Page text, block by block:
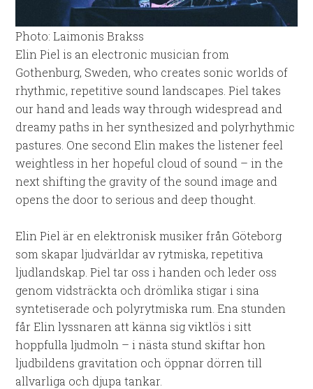
Photo: Laimonis Brakss
Elin Piel is an electronic musician from
Gothenburg, Sweden, who creates sonic worlds of
rhythmic, repetitive sound landscapes. Piel takes
our hand and leads way through widespread and
dreamy paths in her synthesized and polyrhythmic
pastures. One second Elin makes the listener feel
weightless in her hopeful cloud of sound – in the
next shifting the gravity of the sound image and
opens the door to serious and deep thought.
Elin Piel är en elektronisk musiker från Göteborg
som skapar ljudvärldar av rytmiska, repetitiva
ljudlandskap. Piel tar oss i handen och leder oss
genom vidsträckta och drömlika stigar i sina
syntetiserade och polyrytmiska rum. Ena stunden
får Elin lyssnaren att känna sig viktlös i sitt
hoppfulla ljudmoln – i nästa stund skiftar hon
ljudbildens gravitation och öppnar dörren till
allvarliga och djupa tankar.